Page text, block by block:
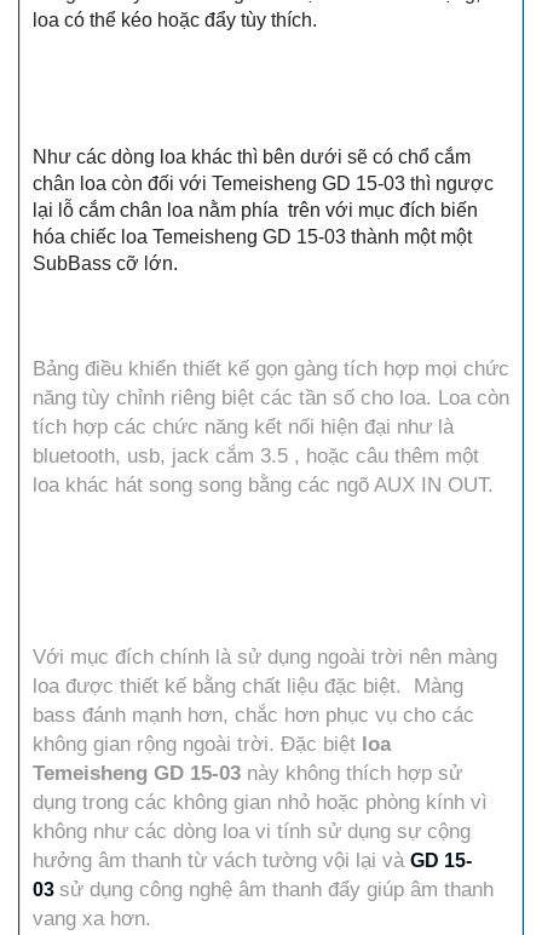
loa có thể kéo hoặc đẩy tùy thích.
Như các dòng loa khác thì bên dưới sẽ có chổ cắm
chân loa còn đối với Temeisheng GD 15-03 thì ngược
lại lỗ cắm chân loa nằm phía trên với mục đích biến
hóa chiếc loa Temeisheng GD 15-03 thành một một
SubBass cỡ lớn.
Bảng điều khiển thiết kế gọn gàng tích hợp mọi chức
năng tùy chỉnh riêng biệt các tần số cho loa. Loa còn
tích hợp các chức năng kết nối hiện đại như là
bluetooth, usb, jack cắm 3.5 , hoặc câu thêm một
loa khác hát song song bằng các ngõ AUX IN OUT.
Với mục đích chính là sử dụng ngoài trời nên màng
loa được thiết kế bằng chất liệu đặc biệt. Màng
bass đánh mạnh hơn, chắc hơn phục vụ cho các
không gian rộng ngoài trời. Đặc biệt loa
Temeisheng GD 15-03 này không thích hợp sử
dụng trong các không gian nhỏ hoặc phòng kính vì
không như các dòng loa vi tính sử dụng sự cộng
hưởng âm thanh từ vách tường vội lại và GD 15-
03 sử dụng công nghệ âm thanh đẩy giúp âm thanh
vang xa hơn.